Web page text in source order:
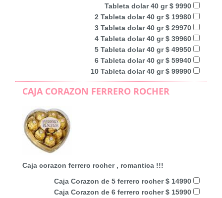
Tableta dolar 40 gr $ 9990
2 Tableta dolar 40 gr $ 19980
3 Tableta dolar 40 gr $ 29970
4 Tableta dolar 40 gr $ 39960
5 Tableta dolar 40 gr $ 49950
6 Tableta dolar 40 gr $ 59940
10 Tableta dolar 40 gr $ 99990
CAJA CORAZON FERRERO ROCHER
Caja corazon ferrero rocher , romantica !!!
Caja Corazon de 5 ferrero rocher $ 14990
Caja Corazon de 6 ferrero rocher $ 15990